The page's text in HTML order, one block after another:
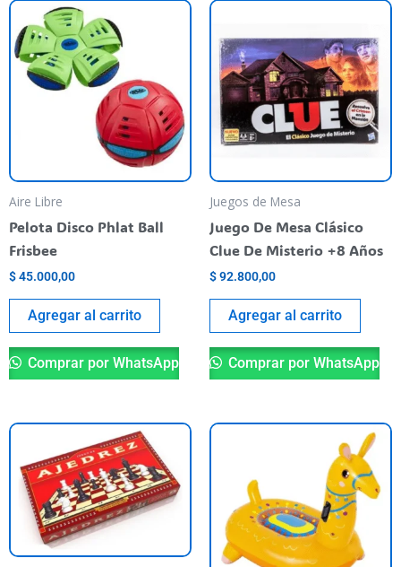
Aire Libre
Pelota Disco Phlat Ball
Frisbee
$45.000,00
Agregar al carrito
Comprar por WhatsApp
Juegos de Mesa
Juego De Mesa Clásico
Clue De Misterio +8 Años
$92.800,00
Agregar al carrito
Comprar por WhatsApp